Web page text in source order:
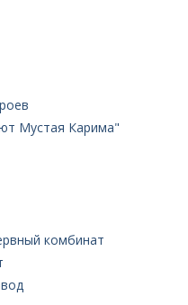
Мустая Карима"
комбинат